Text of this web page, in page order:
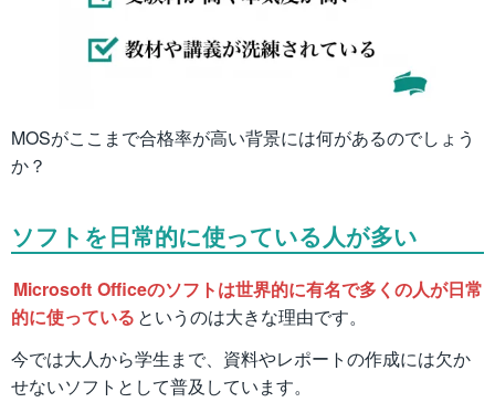
MOSがここまで合格率が高い背景には何があるのでしょう
か？
ソフトを日常的に使っている人が多い
Microsoft Officeのソフトは世界的に有名で多くの人が日常
的に使っている というのは大きな理由です。
今では大人から学生まで、資料やレポートの作成には欠か
せないソフトとして普及しています。